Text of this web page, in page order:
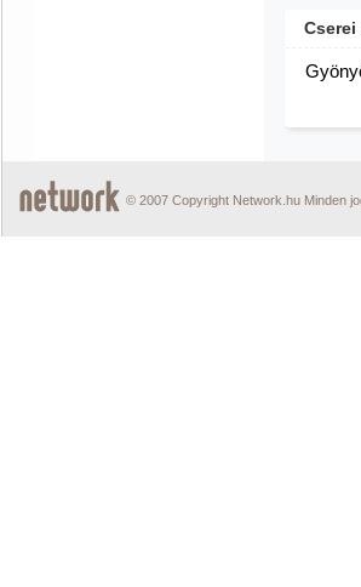
Cserei
© 2007 Copyright Network.hu Minden